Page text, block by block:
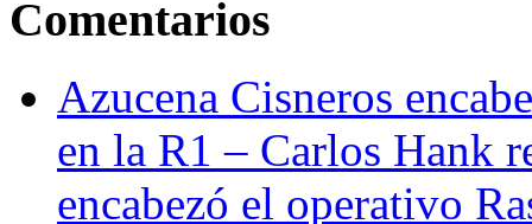
Comentarios
Azucena Cisneros
en la R1 – Carlos Hank
encabezó el operativo